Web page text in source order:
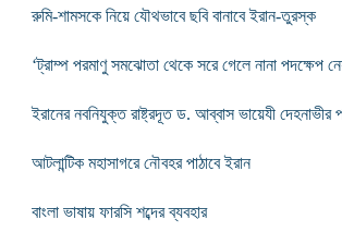
রুমি-শামসকে নিয়ে যৌথভাবে ছবি বানাবে ইরান-তুরস্ক
‘ট্রাম্প পরমাণু সমঝোতা থেকে সরে গেলে নানা পদক্ষেপ
ইরানের নবনিযুক্ত রাষ্ট্রদূত ড. আব্বাস ভায়েযী দেহনাভীর
আটলান্টিক মহাসাগরে নৌবহর পাঠাবে ইরান
বাংলা ভাষায় ফারসি শব্দের ব্যবহার